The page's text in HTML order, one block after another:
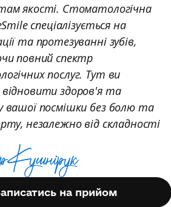
якості. Стоматологічна
спеціалізується на
та протезуванні зубів,
повний спектр
послуг. Тут ви
здоров'я та
вашої посмішки без болю та
незалежно від складності
на прийом